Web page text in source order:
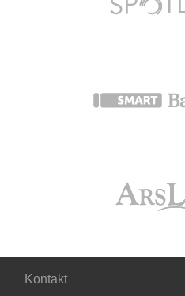
Kontakt